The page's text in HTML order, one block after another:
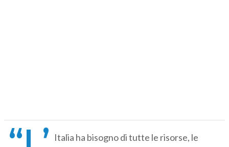
Italia ha bisogno di tutte le risorse, le